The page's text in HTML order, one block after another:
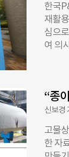
‘클린
을 팔
인 피
해 네
기자
한국
재활
심으
여 의
무기
있다”
아이
스틱
있도
“종
신보경
고물
한 자